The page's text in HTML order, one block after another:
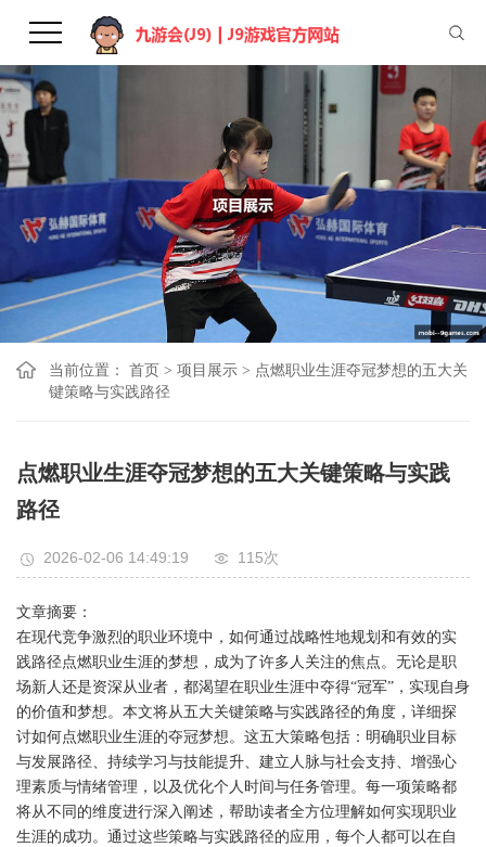
当前位置： 首页 > 项目展示 > 点燃职业生涯夺冠梦想的五大关
键策略与实践路径
点燃职业生涯夺冠梦想的五大关键策略与实践
路径
2026-02-06 14:49:19 115次
文章摘要：
在现代竞争激烈的职业环境中，如何通过战略性地规划和有效的实
践路径点燃职业生涯的梦想，成为了许多人关注的焦点。无论是职
场新人还是资深从业者，都渴望在职业生涯中夺得“冠军”，实现自身
的价值和梦想。本文将从五大关键策略与实践路径的角度，详细探
讨如何点燃职业生涯的夺冠梦想。这五大策略包括：明确职业目标
与发展路径、持续学习与技能提升、建立人脉与社会支持、增强心
理素质与情绪管理，以及优化个人时间与任务管理。每一项策略都
将从不同的维度进行深入阐述，帮助读者全方位理解如何实现职业
生涯的成功。通过这些策略与实践路径的应用，每个人都可以在自